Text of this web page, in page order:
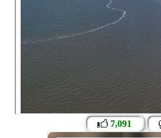
7,091